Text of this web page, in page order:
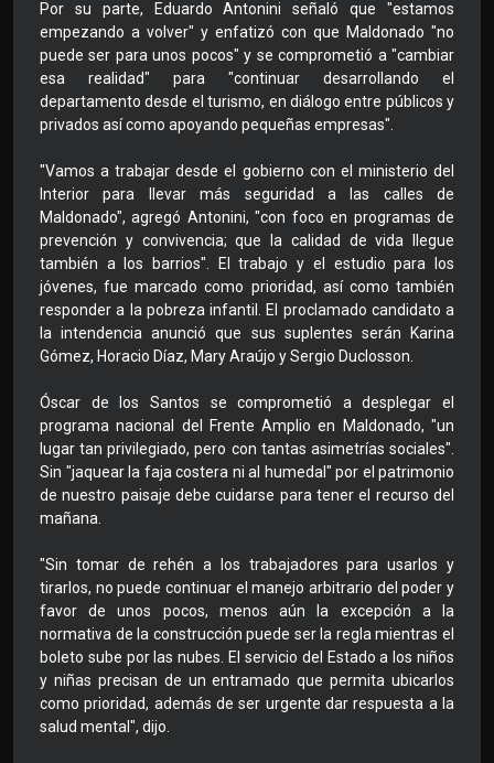
Por su parte, Eduardo Antonini señaló que "estamos
empezando a volver" y enfatizó con que Maldonado "no
puede ser para unos pocos" y se comprometió a "cambiar
esa realidad" para "continuar desarrollando el
departamento desde el turismo, en diálogo entre públicos y
privados así como apoyando pequeñas empresas".
"Vamos a trabajar desde el gobierno con el ministerio del
Interior para llevar más seguridad a las calles de
Maldonado", agregó Antonini, "con foco en programas de
prevención y convivencia; que la calidad de vida llegue
también a los barrios". El trabajo y el estudio para los
jóvenes, fue marcado como prioridad, así como también
responder a la pobreza infantil. El proclamado candidato a
la intendencia anunció que sus suplentes serán Karina
Gómez, Horacio Díaz, Mary Araújo y Sergio Duclosson.
Óscar de los Santos se comprometió a desplegar el
programa nacional del Frente Amplio en Maldonado, "un
lugar tan privilegiado, pero con tantas asimetrías sociales".
Sin "jaquear la faja costera ni al humedal" por el patrimonio
de nuestro paisaje debe cuidarse para tener el recurso del
mañana.
"Sin tomar de rehén a los trabajadores para usarlos y
tirarlos, no puede continuar el manejo arbitrario del poder y
favor de unos pocos, menos aún la excepción a la
normativa de la construcción puede ser la regla mientras el
boleto sube por las nubes. El servicio del Estado a los niños
y niñas precisan de un entramado que permita ubicarlos
como prioridad, además de ser urgente dar respuesta a la
salud mental", dijo.